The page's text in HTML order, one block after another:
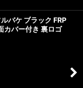
バケ ブラック FRP
カバー付き 裏ロゴ